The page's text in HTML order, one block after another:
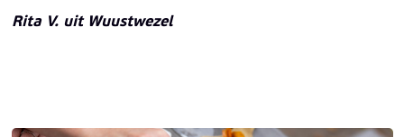
Rita V. uit Wuustwezel